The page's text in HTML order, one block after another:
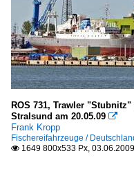
ROS 731, Trawler
Stralsund am 20.05.09 
Frank Kropp
Fischereifahrzeuge /
 1649 800x533 Px, 03.06.2009